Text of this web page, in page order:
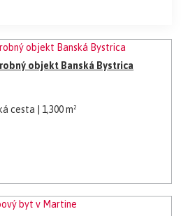
objekt Banská Bystrica
cesta | 1,300 m²